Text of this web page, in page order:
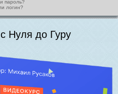
пароль?
логин?
Нуля до Гуру